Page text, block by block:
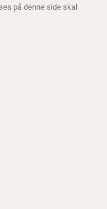
på denne side skal